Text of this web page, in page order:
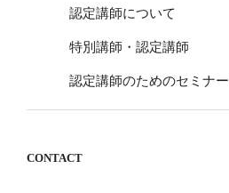
認定講師について
特別講師・認定講師
認定講師のためのセミナー
CONTACT